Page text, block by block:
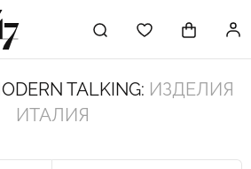
TALKING: ИЗДЕЛИЯ
ИТАЛИЯ